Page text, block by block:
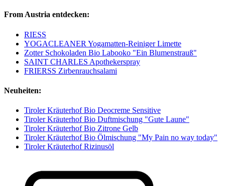
From Austria entdecken:
RIESS
YOGACLEANER Yogamatten-Reiniger Limette
Zotter Schokoladen Bio Labooko "Ein Blumenstrauß"
SAINT CHARLES Apothekerspray
FRIERSS Zirbenrauchsalami
Neuheiten:
Tiroler Kräuterhof Bio Deocreme Sensitive
Tiroler Kräuterhof Bio Duftmischung "Gute Laune"
Tiroler Kräuterhof Bio Zitrone Gelb
Tiroler Kräuterhof Bio Ölmischung "My Pain no way today"
Tiroler Kräuterhof Rizinusöl